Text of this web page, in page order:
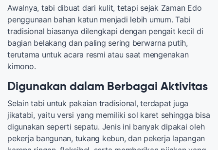
Awalnya, tabi dibuat dari kulit, tetapi sejak Zaman Edo
penggunaan bahan katun menjadi lebih umum. Tabi
tradisional biasanya dilengkapi dengan pengait kecil di
bagian belakang dan paling sering berwarna putih,
terutama untuk acara resmi atau saat mengenakan
kimono.
Digunakan dalam Berbagai Aktivitas
Selain tabi untuk pakaian tradisional, terdapat juga
jikatabi, yaitu versi yang memiliki sol karet sehingga bisa
digunakan seperti sepatu. Jenis ini banyak dipakai oleh
pekerja bangunan, tukang kebun, dan pekerja lapangan